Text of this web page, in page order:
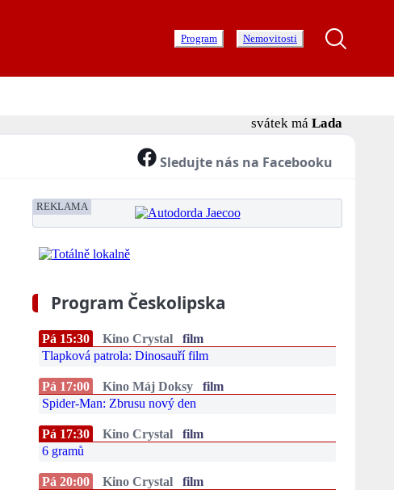
Program Nemovitosti
svátek má Lada
Sledujte nás na Facebooku
REKLAMA
Program Českolipska
Pá 15:30 Kino Crystal
film
Tlapková patrola: Dinosauří film
Pá 17:00 Kino Máj Doksy
film
Spider-Man: Zbrusu nový den
Pá 17:30 Kino Crystal
film
6 gramů
Pá 20:00 Kino Crystal
film